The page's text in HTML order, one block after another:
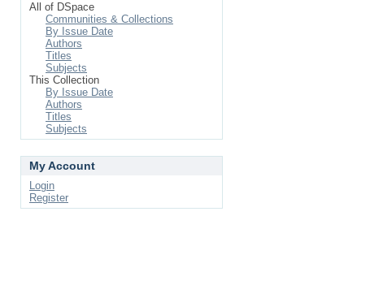
All of DSpace
Communities & Collections
By Issue Date
Authors
Titles
Subjects
This Collection
By Issue Date
Authors
Titles
Subjects
My Account
Login
Register